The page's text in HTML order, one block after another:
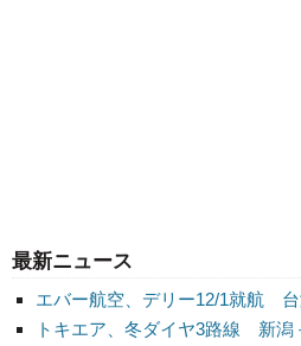
最新ニュース
エバー航空、デリー12/1就航
トキエア、冬ダイヤ3路線 新潟